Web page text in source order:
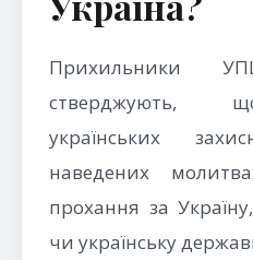
Прихильники
стверджують,
українських
наведених
прохання за
чи українську